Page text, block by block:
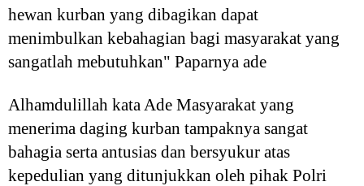
hewan kurban yang dibagikan dapat
menimbulkan kebahagian bagi masyarakat yang
sangatlah mebutuhkan" Paparnya ade
Alhamdulillah kata Ade Masyarakat yang
menerima daging kurban tampaknya sangat
bahagia serta antusias dan bersyukur atas
kepedulian yang ditunjukkan oleh pihak Polri